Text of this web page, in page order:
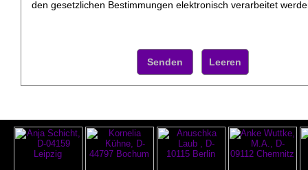
den gesetzlichen Bestimmungen elektronisch verarbeitet